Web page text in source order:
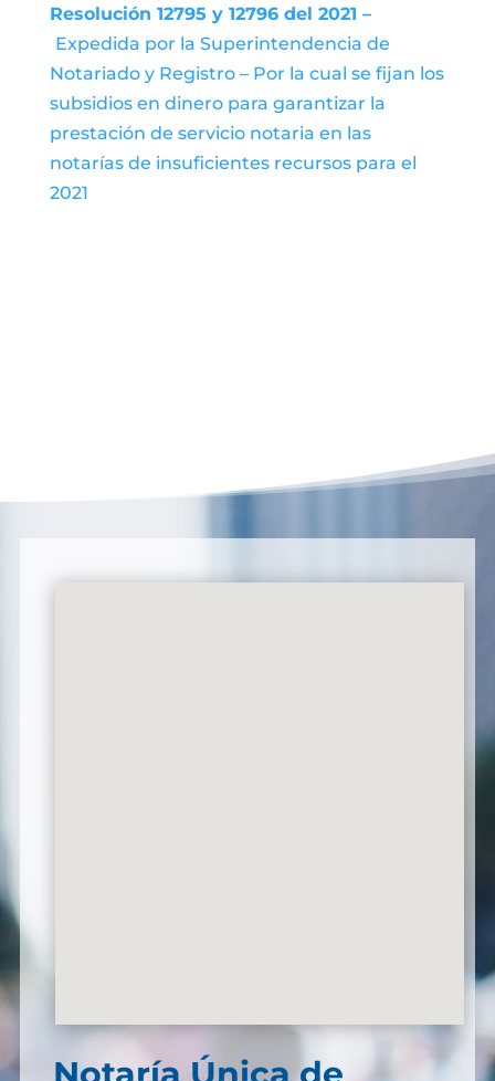
Resolución 12795 y 12796 del 2021 –
Expedida por la Superintendencia de
Notariado y Registro – Por la cual se fijan los
subsidios en dinero para garantizar la
prestación de servicio notaria en las
notarías de insuficientes recursos para el
2021